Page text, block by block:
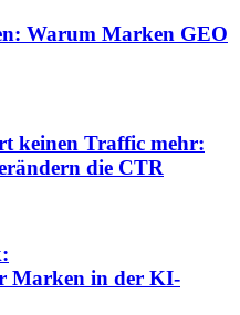
Warum Marken GEO
keinen Traffic mehr:
die CTR
Marken in der KI-